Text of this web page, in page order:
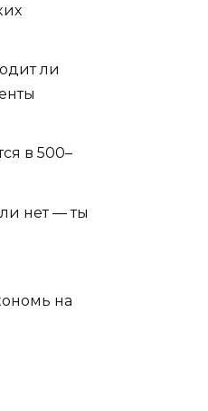
ли
в 500–
нет — ты
на